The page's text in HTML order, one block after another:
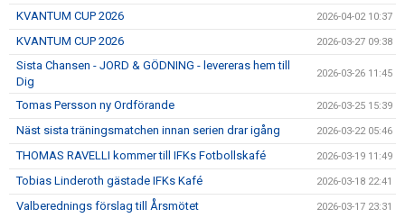
KVANTUM CUP 2026 2026-04-02 10:37
KVANTUM CUP 2026 2026-03-27 09:38
Sista Chansen - JORD & GÖDNING - levereras hem till
Dig
2026-03-26 11:45
Tomas Persson ny Ordförande 2026-03-25 15:39
Näst sista träningsmatchen innan serien drar igång 2026-03-22 05:46
THOMAS RAVELLI kommer till IFKs Fotbollskafé 2026-03-19 11:49
Tobias Linderoth gästade IFKs Kafé 2026-03-18 22:41
Valberednings förslag till Årsmötet 2026-03-17 23:31